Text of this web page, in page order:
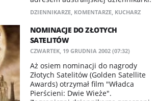
DZIENNIKARZE, KOMENTARZE, KUCHARZ
NOMINACJE DO ZŁOTYCH
SATELITÓW
CZWARTEK, 19 GRUDNIA 2002 (07:32)
Aż osiem nominacji do nagrody
Złotych Satelitów (Golden Satellite
Awards) otrzymał film "Władca
Pierścieni: Dwie Wieże".